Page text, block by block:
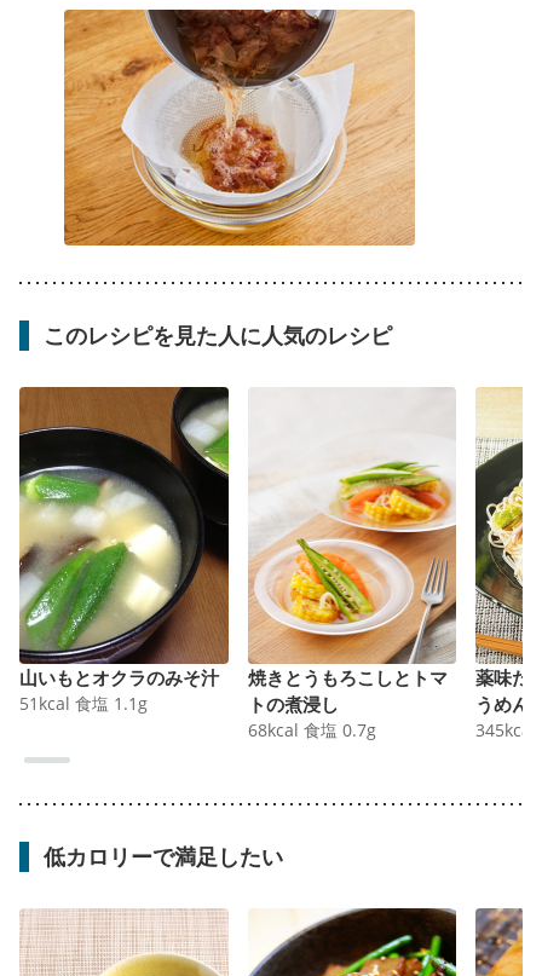
このレシピを見た人に人気のレシピ
山いもとオクラのみそ汁
51 kcal 食塩 1.1 g
焼きとうもろこしとトマ
トの煮浸し
68kcal 食塩 0.7g
薬味た
うめん
345kcal
低カロリーで満足したい